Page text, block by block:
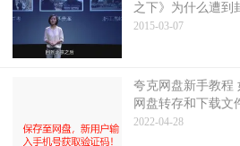
之下》为什么遭到
2015-03-07
夸克网盘新手教程
网盘转存和下载文
2022-04-28